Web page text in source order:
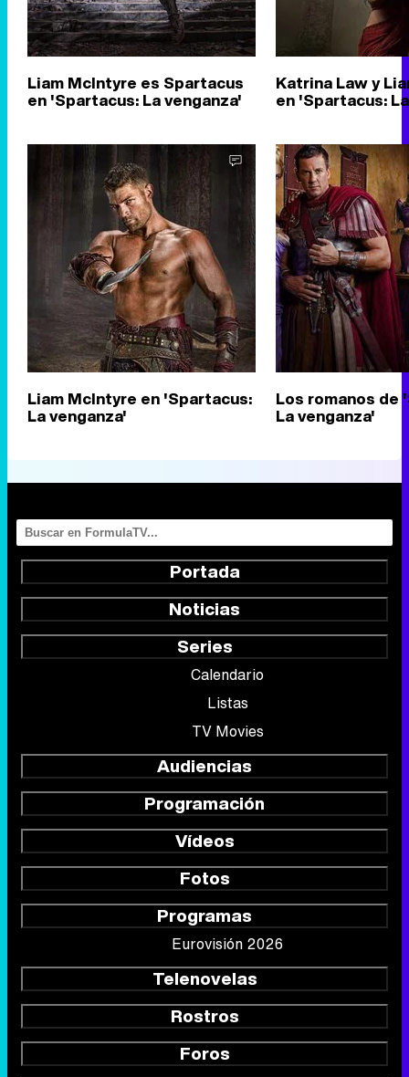
Liam McIntyre es Spartacus
en 'Spartacus: La venganza'
Katrina Law y
en 'Spartacus:
Liam McIntyre en 'Spartacus:
La venganza'
Los romanos de
La venganza'
Portada
Noticias
Series
Calendario
Listas
TV Movies
Audiencias
Programación
Vídeos
Fotos
Programas
Eurovisión 2026
Telenovelas
Rostros
Foros